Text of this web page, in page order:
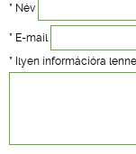
* Név
* E-mail
* Ilyen információra